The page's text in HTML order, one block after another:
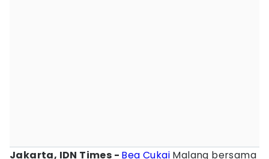
Jakarta, IDN Times - Bea Cukai Malang bersama